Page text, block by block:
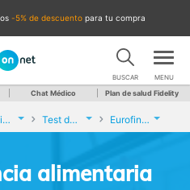
-5% de descuento para tu compra
BUSCAR MENU
Chat Médico Plan de salud Fidelity
Analíticas y Genética Test de intolerancia alimentaria Eurofins Análisis Clínicos Compositor Lehmberg Ruiz
alimentaria